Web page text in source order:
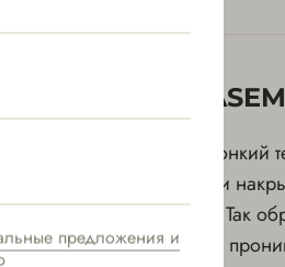
РАБОТАЕТ
LaseMD генерирует
несколько нанолучей. Они
верхние слои кожи. Так
вещества сыворотки
предложения и